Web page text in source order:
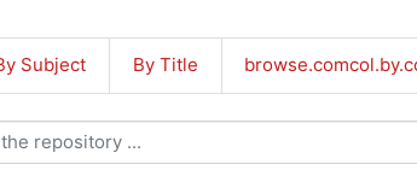
Subject By Title